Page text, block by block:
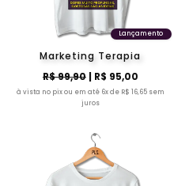
Lançamento
Marketing Terapia
R$ 99,90| R$ 95,00
à vista no pix ou em até 6x de R$ 16,65 sem
juros